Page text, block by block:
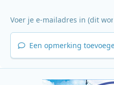
Een opmerking